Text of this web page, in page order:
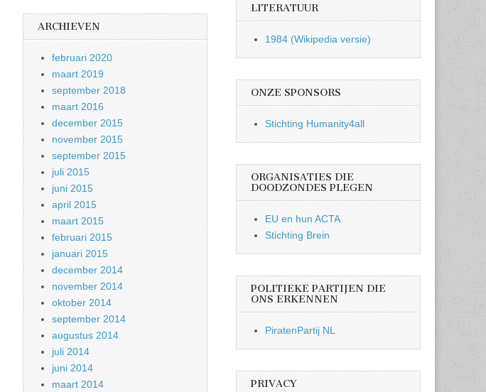
ARCHIEVEN
februari 2020
maart 2019
september 2018
maart 2016
december 2015
november 2015
september 2015
juli 2015
juni 2015
april 2015
maart 2015
februari 2015
januari 2015
december 2014
november 2014
oktober 2014
september 2014
augustus 2014
juli 2014
juni 2014
maart 2014
LITERATUUR
1984 (Wikipedia versie)
ONZE SPONSORS
Stichting Humanity4all
ORGANISATIES DIE
DOODZONDES PLEGEN
EU en hun ACTA
Stichting Brein
POLITIEKE PARTIJEN DIE
ONS ERKENNEN
PiratenPartij NL
PRIVACY